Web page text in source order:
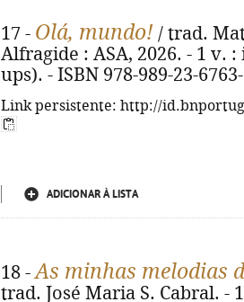
17 - Olá, mundo! / trad.
Alfragide : ASA, 2026. - 1 v.
ups). - ISBN 978-989-23-
Link persistente: http://
ADICIONAR À LISTA
18 -As minhas melodias
trad. José Maria S. Cabral. -